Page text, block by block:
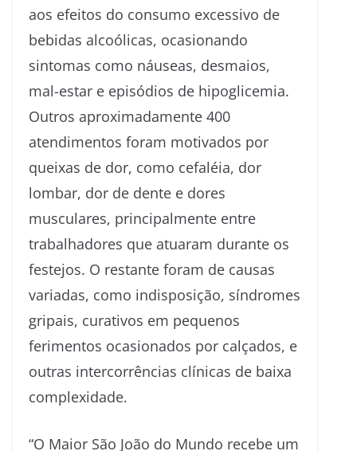
aos efeitos do consumo excessivo de
bebidas alcoólicas, ocasionando
sintomas como náuseas, desmaios,
mal-estar e episódios de hipoglicemia.
Outros aproximadamente 400
atendimentos foram motivados por
queixas de dor, como cefaléia, dor
lombar, dor de dente e dores
musculares, principalmente entre
trabalhadores que atuaram durante os
festejos. O restante foram de causas
variadas, como indisposição, síndromes
gripais, curativos em pequenos
ferimentos ocasionados por calçados, e
outras intercorrências clínicas de baixa
complexidade.
“O Maior São João do Mundo recebe um